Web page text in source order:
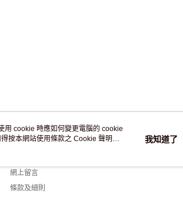
客戶服務
網上留言
條款及細則
用 cookie 時應如何變更電腦的 cookie
按本網站使用條款之 Cookie 聲明使
我知道了